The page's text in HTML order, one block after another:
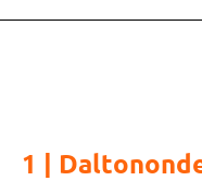
1 |